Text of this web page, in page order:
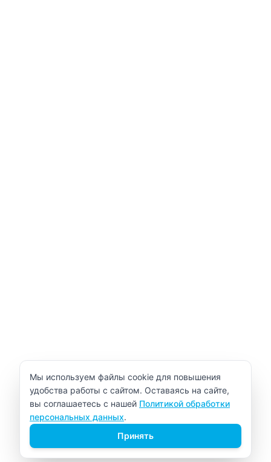
Уведомление об использовании cookie
Мы используем файлы cookie для повышения
удобства работы с сайтом. Оставаясь на сайте,
вы соглашаетесь с нашей Политикой обработки
персональных данных.
Принять